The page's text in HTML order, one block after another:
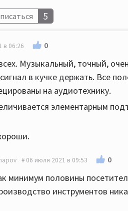
5
в 06:26 0
Музыкальный, точный,
в кучке держать. Все
на аудиотехнику.
элементарным
06 июля 2021 в 09:53 0
минимум половины
инструментов